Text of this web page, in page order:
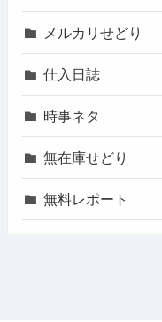
メルカリせどり
仕入日誌
時事ネタ
無在庫せどり
無料レポート